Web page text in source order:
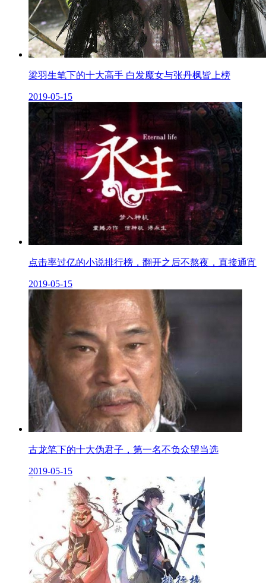
梁羽生笔下的十大高手 白发魔女与张丹枫皆上榜
2019-05-15
点击率过亿的小说排行榜，翻开之后不熬夜，直接通宵
2019-05-15
古龙笔下的十大伪君子，第一名不负众望当选
2019-05-15